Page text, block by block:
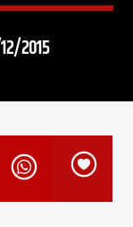
2015